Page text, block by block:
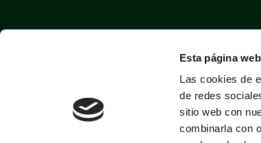
Esta página
Las cookies de
de redes
sitio web con
combinarla con